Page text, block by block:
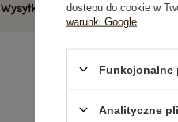
Wysyłka i dostawa Zwroty i
dostępu do cookie w
warunki Google
Funkcjonalne
Analityczne